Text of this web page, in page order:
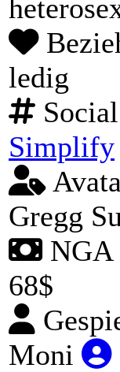
ledig
Simplify
Gregg
68$
Moni